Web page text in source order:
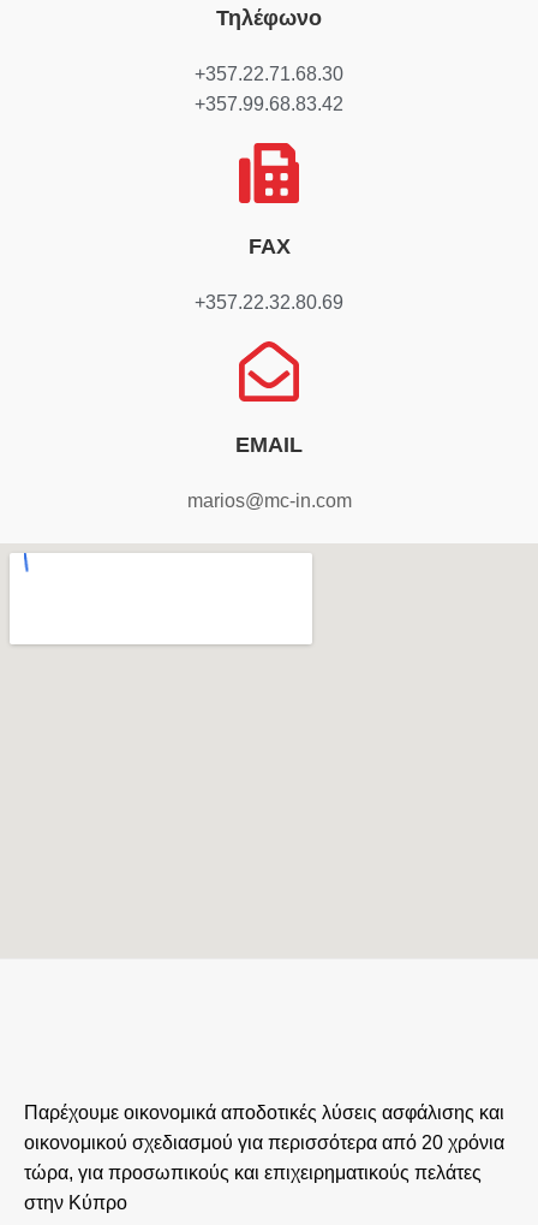
Τηλέφωνο
+357.22.71.68.30
+357.99.68.83.42
FAX
+357.22.32.80.69
EMAIL
marios@mc-in.com
Παρέχουμε οικονομικά αποδοτικές λύσεις ασφάλισης και
οικονομικού σχεδιασμού για περισσότερα από 20 χρόνια
τώρα, για προσωπικούς και επιχειρηματικούς πελάτες
στην Κύπρο